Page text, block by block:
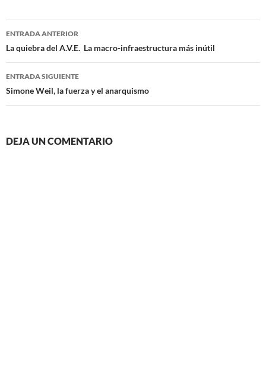
Navegación
de
entradas
ENTRADA ANTERIOR
La quiebra del A.V.E. La macro-infraestructura más inútil
ENTRADA SIGUIENTE
Simone Weil, la fuerza y el anarquismo
DEJA UN COMENTARIO